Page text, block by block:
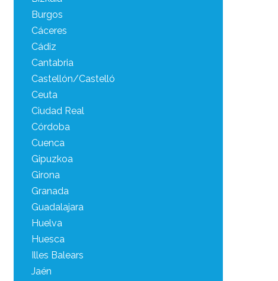
Burgos
Cáceres
Cádiz
Cantabria
Castellón/Castelló
Ceuta
Ciudad Real
Córdoba
Cuenca
Gipuzkoa
Girona
Granada
Guadalajara
Huelva
Huesca
Illes Balears
Jaén